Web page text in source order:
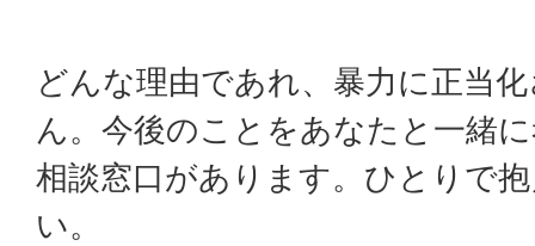
どんな理由であれ、暴力に正当
ん。今後のことをあなたと一緒
相談窓口があります。ひとりで
い。